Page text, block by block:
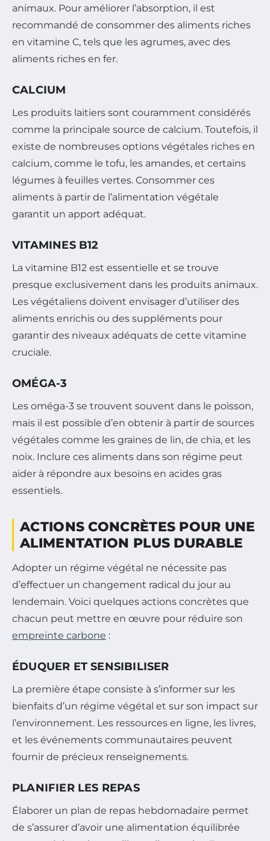
animaux. Pour améliorer l’absorption, il est
recommandé de consommer des aliments riches
en vitamine C, tels que les agrumes, avec des
aliments riches en fer.
CALCIUM
Les produits laitiers sont couramment considérés
comme la principale source de calcium. Toutefois, il
existe de nombreuses options végétales riches en
calcium, comme le tofu, les amandes, et certains
légumes à feuilles vertes. Consommer ces
aliments à partir de l’alimentation végétale
garantit un apport adéquat.
VITAMINES B12
La vitamine B12 est essentielle et se trouve
presque exclusivement dans les produits animaux.
Les végétaliens doivent envisager d’utiliser des
aliments enrichis ou des suppléments pour
garantir des niveaux adéquats de cette vitamine
cruciale.
OMÉGA-3
Les oméga-3 se trouvent souvent dans le poisson,
mais il est possible d’en obtenir à partir de sources
végétales comme les graines de lin, de chia, et les
noix. Inclure ces aliments dans son régime peut
aider à répondre aux besoins en acides gras
essentiels.
ACTIONS CONCRÈTES POUR UNE
ALIMENTATION PLUS DURABLE
Adopter un régime végétal ne nécessite pas
d’effectuer un changement radical du jour au
lendemain. Voici quelques actions concrètes que
chacun peut mettre en œuvre pour réduire son
empreinte carbone :
ÉDUQUER ET SENSIBILISER
La première étape consiste à s’informer sur les
bienfaits d’un régime végétal et sur son impact sur
l’environnement. Les ressources en ligne, les livres,
et les événements communautaires peuvent
fournir de précieux renseignements.
PLANIFIER LES REPAS
Élaborer un plan de repas hebdomadaire permet
de s’assurer d’avoir une alimentation équilibrée